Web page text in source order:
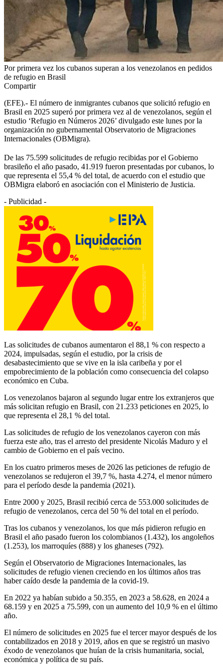
Por primera vez los cubanos superan a los venezolanos en pedidos
de refugio en Brasil
Compartir
(EFE).- El número de inmigrantes cubanos que solicitó refugio en
Brasil en 2025 superó por primera vez al de venezolanos, según el
estudio ‘Refugio en Números 2026’ divulgado este lunes por la
organización no gubernamental Observatorio de Migraciones
Internacionales (OBMigra).
De las 75.599 solicitudes de refugio recibidas por el Gobierno
brasileño el año pasado, 41.919 fueron presentadas por cubanos, lo
que representa el 55,4 % del total, de acuerdo con el estudio que
OBMigra elaboró en asociación con el Ministerio de Justicia.
- Publicidad -
Las solicitudes de cubanos aumentaron el 88,1 % con respecto a
2024, impulsadas, según el estudio, por la crisis de
desabastecimiento que se vive en la isla caribeña y por el
empobrecimiento de la población como consecuencia del colapso
económico en Cuba.
Los venezolanos bajaron al segundo lugar entre los extranjeros que
más solicitan refugio en Brasil, con 21.233 peticiones en 2025, lo
que representa el 28,1 % del total.
Las solicitudes de refugio de los venezolanos cayeron con más
fuerza este año, tras el arresto del presidente Nicolás Maduro y el
cambio de Gobierno en el país vecino.
En los cuatro primeros meses de 2026 las peticiones de refugio de
venezolanos se redujeron el 39,7 %, hasta 4.274, el menor número
para el período desde la pandemia (2021).
Entre 2000 y 2025, Brasil recibió cerca de 553.000 solicitudes de
refugio de venezolanos, cerca del 50 % del total en el período.
Tras los cubanos y venezolanos, los que más pidieron refugio en
Brasil el año pasado fueron los colombianos (1.432), los angoleños
(1.253), los marroquíes (888) y los ghaneses (792).
Según el Observatorio de Migraciones Internacionales, las
solicitudes de refugio vienen creciendo en los últimos años tras
haber caído desde la pandemia de la covid-19.
En 2022 ya habían subido a 50.355, en 2023 a 58.628, en 2024 a
68.159 y en 2025 a 75.599, con un aumento del 10,9 % en el último
año.
El número de solicitudes en 2025 fue el tercer mayor después de los
contabilizados en 2018 y 2019, años en que se registró un masivo
éxodo de venezolanos que huían de la crisis humanitaria, social,
económica y política de su país.